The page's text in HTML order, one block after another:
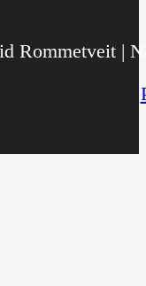
Rommetveit |